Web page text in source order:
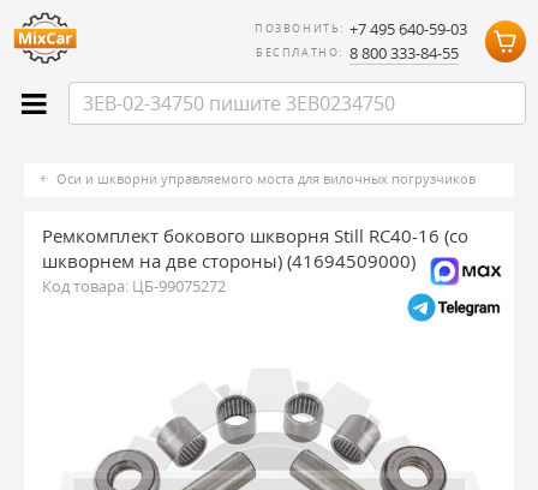
ПОЗВОНИТЬ: +7 495 640-59-03
БЕСПЛАТНО: 8 800 333-84-55
Оси и шкворни управляемого моста для вилочных погрузчиков
Ремкомплект бокового шкворня Still RC40-16 (со
шкворнем на две стороны) (41694509000)
Код товара: ЦБ-99075272